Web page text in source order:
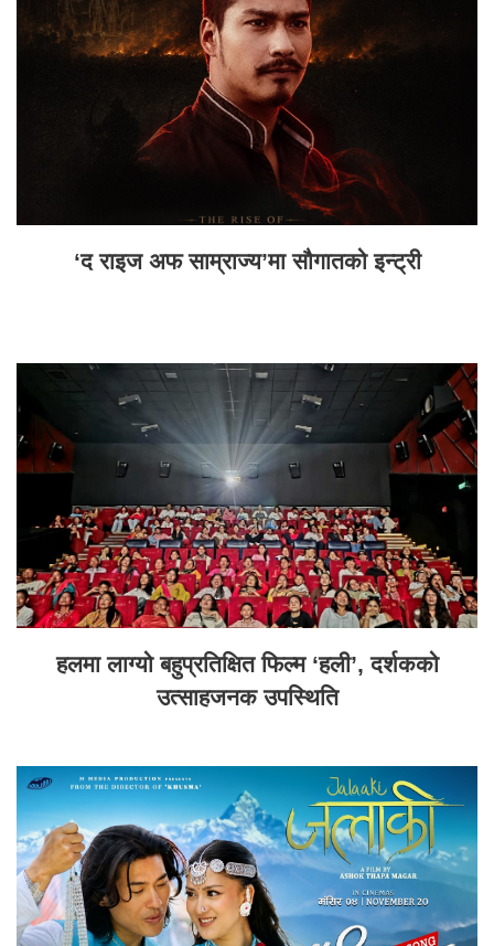
‘द राइज अफ साम्राज्य’मा सौगातको इन्ट्री
हलमा लाग्यो बहुप्रतिक्षित फिल्म ‘हली’, दर्शकको
उत्साहजनक उपस्थिति